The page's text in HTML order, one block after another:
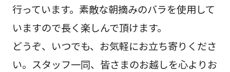
行っています。素敵な朝摘みのバラを使用して
いますので長く楽しんで頂けます。
どうぞ、いつでも、お気軽にお立ち寄りくださ
い。スタッフ一同、皆さまのお越しを心よりお